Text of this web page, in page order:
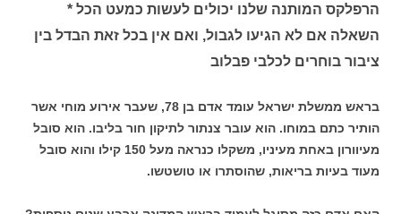
הרפלקס המותנה שלנו יכולים לעשות כמעט הכל *
השאלה אם לא הגיעו לגבול, ואם אין בכל זאת הבדל בין
ציבור בוחרים לכלבי פבלוב
בראש ממשלת ישראל עומד אדם בן 78, שעבר אירוע מוחי אשר
הותיר כתם במוחו. הוא עובר צנתור לתיקון חור בליבו. הוא סובל
מעיוורון באחת מעיניו, משקלו כנראה מעל 150 קילו והוא סובל
מעוד בעיות בריאות, שהוסתרו או טושטשו.